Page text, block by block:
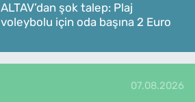
ALTAV’dan şok talep: Plaj
voleybolu için oda başına 2 Euro
07.08.2026